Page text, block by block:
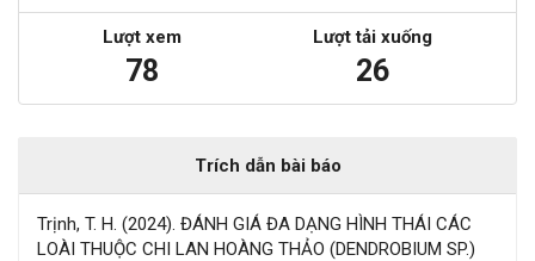
Lượt xem
78
Lượt tải xuống
26
Trích dẫn bài báo
Trịnh, T. H. (2024). ĐÁNH GIÁ ĐA DẠNG HÌNH THÁI CÁC
LOÀI THUỘC CHI LAN HOÀNG THẢO (DENDROBIUM SP.)